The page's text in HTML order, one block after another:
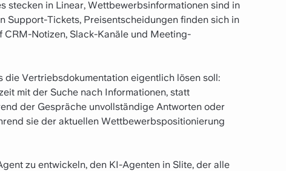
stecken in Linear, Wettbewerbsinformationen sind in
Support-Tickets, Preisentscheidungen finden sich in
Notizen, Slack-Kanäle und Meeting-
Vertriebsdokumentation eigentlich lösen soll:
mit der Suche nach Informationen, statt
der Gespräche unvollständige Antworten oder
sie der aktuellen Wettbewerbspositionierung
zu entwickeln, den KI-Agenten in Slite, der alle